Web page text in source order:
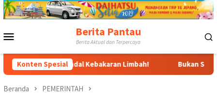
Loncat
ke
Berita Pantau
Berita Aktual dan Terpercaya
Konten Spesial
Skandal Kebakaran Limbah! Bukan Sekadar
Beranda PEMERINTAH